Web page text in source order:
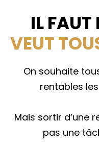
IL FAUT
VEUT
On souhaite
rentables
Mais sortir d’une
pas une